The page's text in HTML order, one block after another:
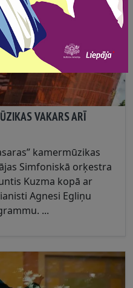
VAKARS ARĪ
kamermūzikas
Simfoniskā orķestra
Kuzma kopā ar
Agnesi Egliņu
...